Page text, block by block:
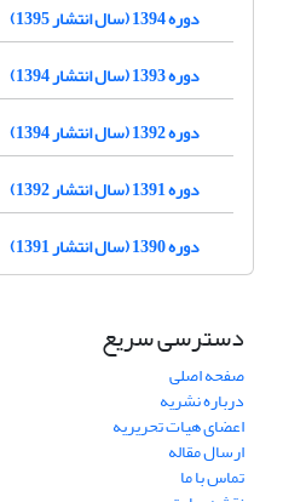
دوره 1394 (سال انتشار 1395)
دوره 1393 (سال انتشار 1394)
دوره 1392 (سال انتشار 1394)
دوره 1391 (سال انتشار 1392)
دوره 1390 (سال انتشار 1391)
دسترسی سریع
صفحه اصلی
درباره نشریه
اعضای هیات تحریریه
ارسال مقاله
تماس با ما